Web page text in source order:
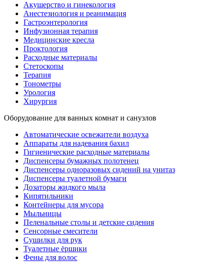
Акушерство и гинекология
Анестезиология и реанимация
Гастроэнтерология
Инфузионная терапия
Медицинские кресла
Проктология
Расходные материалы
Стетоскопы
Терапия
Тонометры
Урология
Хирургия
Оборудование для ванных комнат и санузлов
Автоматические освежители воздуха
Аппараты для надевания бахил
Гигиенические расходные материалы
Диспенсеры бумажных полотенец
Диспенсеры одноразовых сидений на унитаз
Диспенсеры туалетной бумаги
Дозаторы жидкого мыла
Кипятильники
Контейнеры для мусора
Мыльницы
Пеленальные столы и детские сидения
Сенсорные смесители
Сушилки для рук
Туалетные ёршики
Фены для волос